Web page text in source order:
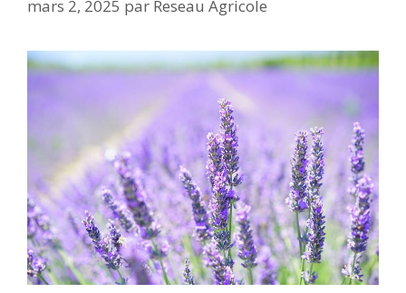
mars 2, 2025 par Reseau Agricole